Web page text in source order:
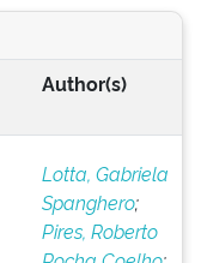
Author(s)
Lotta, Gabriela
Spanghero;
Pires, Roberto